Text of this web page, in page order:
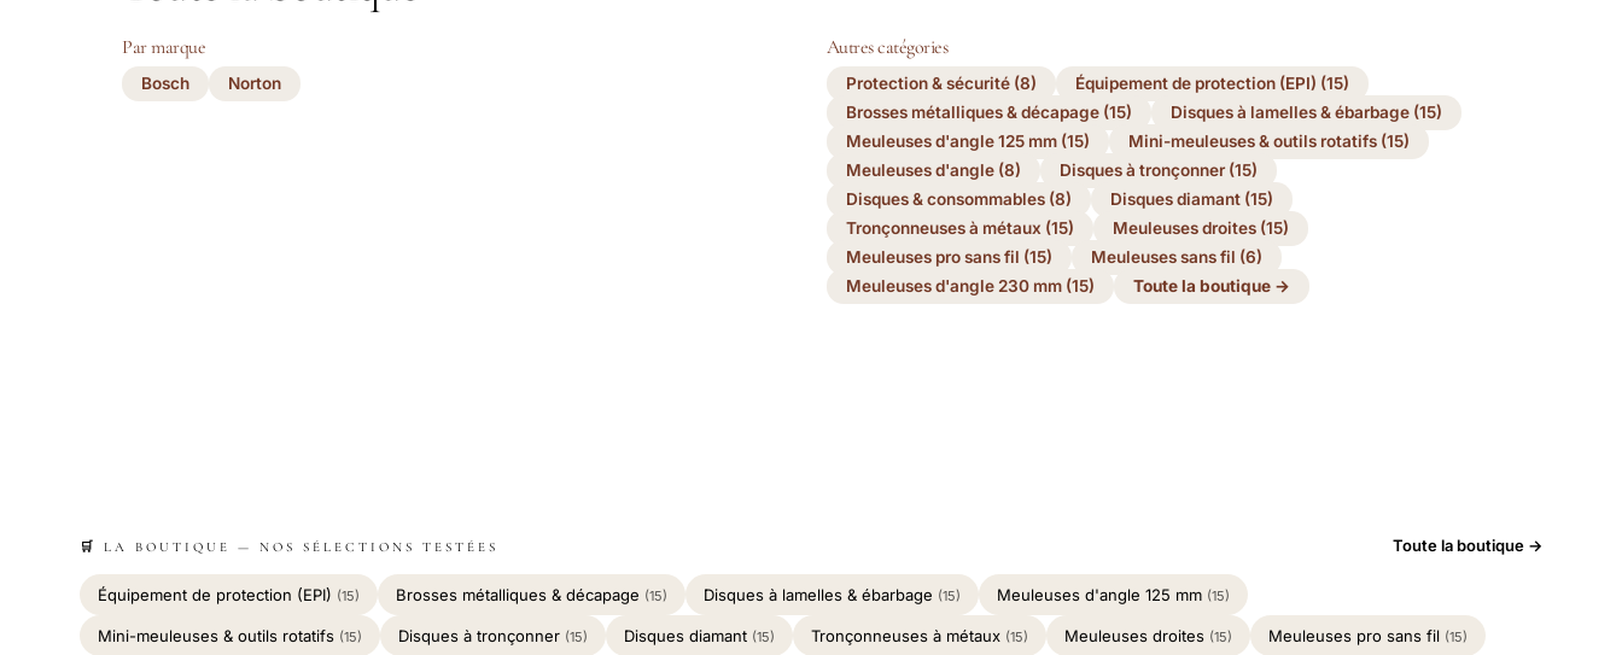
Par marque
Bosch Norton
Autres catégories
Protection & sécurité (8)
Équipement de protection (EPI) (15)
Brosses métalliques & décapage (15)
Disques à lamelles & ébarbage (15)
Meuleuses d'angle 125 mm (15)
Mini-meuleuses & outils rotatifs (15)
Meuleuses d'angle (8)
Disques à tronçonner (15)
Disques & consommables (8)
Disques diamant (15)
Tronçonneuses à métaux (15)
Meuleuses droites (15)
Meuleuses pro sans fil (15)
Meuleuses sans fil (6)
Meuleuses d'angle 230 mm (15)
Toute la boutique →
🛒 LA BOUTIQUE — NOS SÉLECTIONS TESTÉES Toute la boutique →
Équipement de protection (EPI) (15) Brosses métalliques & décapage (15) Disques à lamelles & ébarbage (15) Meuleuses d'angle 125 mm (15)
Mini-meuleuses & outils rotatifs (15) Disques à tronçonner (15) Disques diamant (15) Tronçonneuses à métaux (15) Meuleuses droites (15) Meuleuses pro sans fil (15)